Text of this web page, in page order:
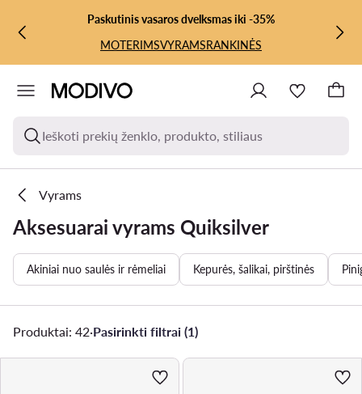
PEREITI PRIE PAGRINDINIO TURINIO
PEREITI Į PAIEŠKĄPaskutinis vasaros dvelksmas iki -35%
MOTERIMSVYRAMSRANKINĖS
Ieškoti prekių ženklo, produkto, stiliaus
Vyrams
Aksesuarai vyrams Quiksilver
Akiniai nuo saulės ir rėmeliai Kepurės, šalikai, pirštinės
Produktai: 42·Pasirinkti filtrai (1)